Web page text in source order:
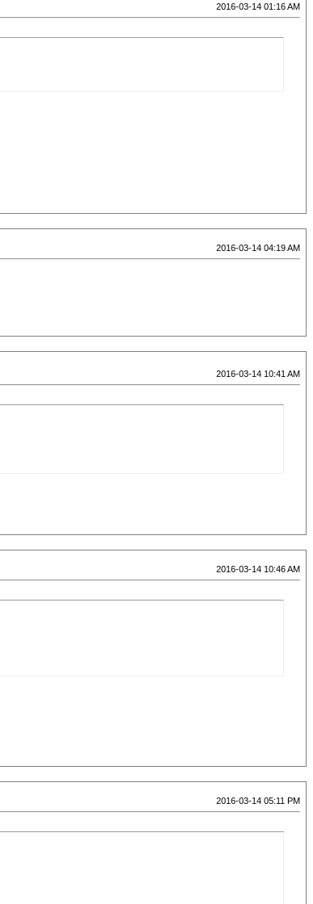
2016-03-14 01:16 AM
2016-03-14 04:19 AM
2016-03-14 10:41 AM
2016-03-14 10:46 AM
2016-03-14 05:11 PM